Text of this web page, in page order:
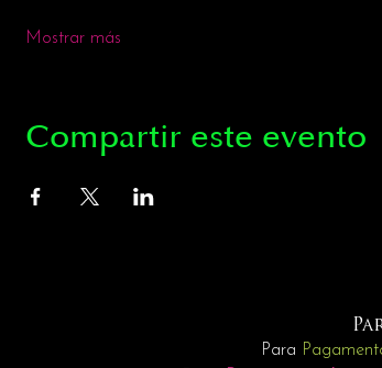
Mostrar más
Compartir este evento
Para